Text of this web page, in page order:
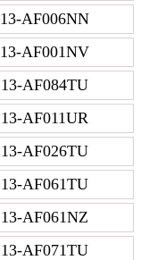
13-AF006NN
13-AF001NV
13-AF084TU
13-AF011UR
13-AF026TU
13-AF061TU
13-AF061NZ
13-AF071TU